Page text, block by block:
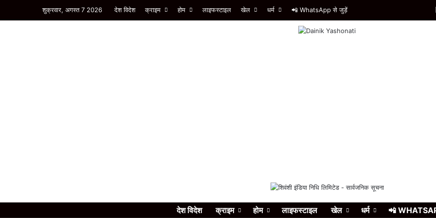
शुक्रवार, अगस्त 7 2026 देश विदेश क्राइम होम लाइफस्टाइल खेल धर्म 📲 WhatsApp से जुड़ें
देश विदेश क्राइम होम लाइफस्टाइल खेल धर्म 📲